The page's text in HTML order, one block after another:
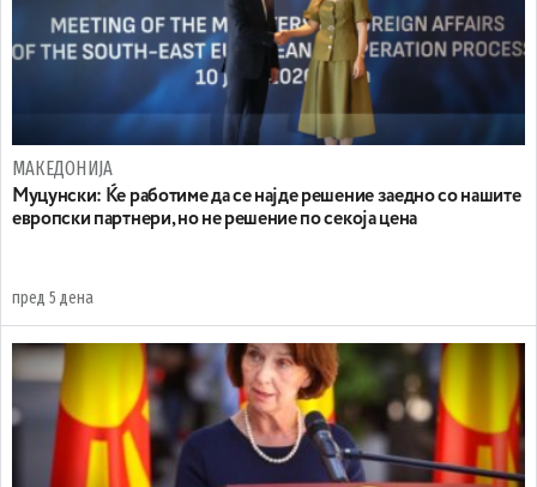
МАКЕДОНИЈА
Муцунски: Ќе работиме да се најде решение заедно со нашите
европски партнери, но не решение по секоја цена
пред 5 дена